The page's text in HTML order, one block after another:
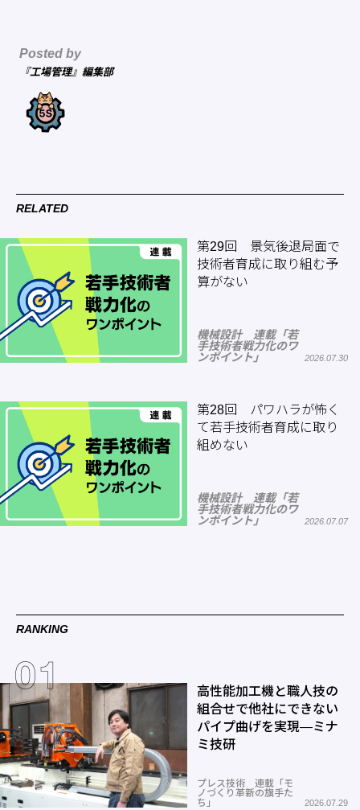
Posted by
『工場管理』編集部
RELATED
第29回 景気後退局面で
技術者育成に取り組む予
算がない
機械設計 連載「若
手技術者戦力化のワ
ンポイント」
2026.07.30
第28回 パワハラが怖く
て若手技術者育成に取り
組めない
機械設計 連載「若
手技術者戦力化のワ
ンポイント」
2026.07.07
RANKING
高性能加工機と職人技の
組合せで他社にできない
パイプ曲げを実現―ミナ
ミ技研
プレス技術 連載「モ
ノづくり革新の旗手た
ち」
2026.07.29